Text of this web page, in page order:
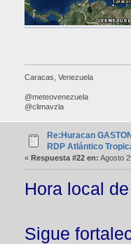
Caracas, Venezuela
@meteovenezuela
@climavzla
Re:Huracan
RDP Atlántico
« Respuesta #22 en: Agosto
Hora local
Sigue